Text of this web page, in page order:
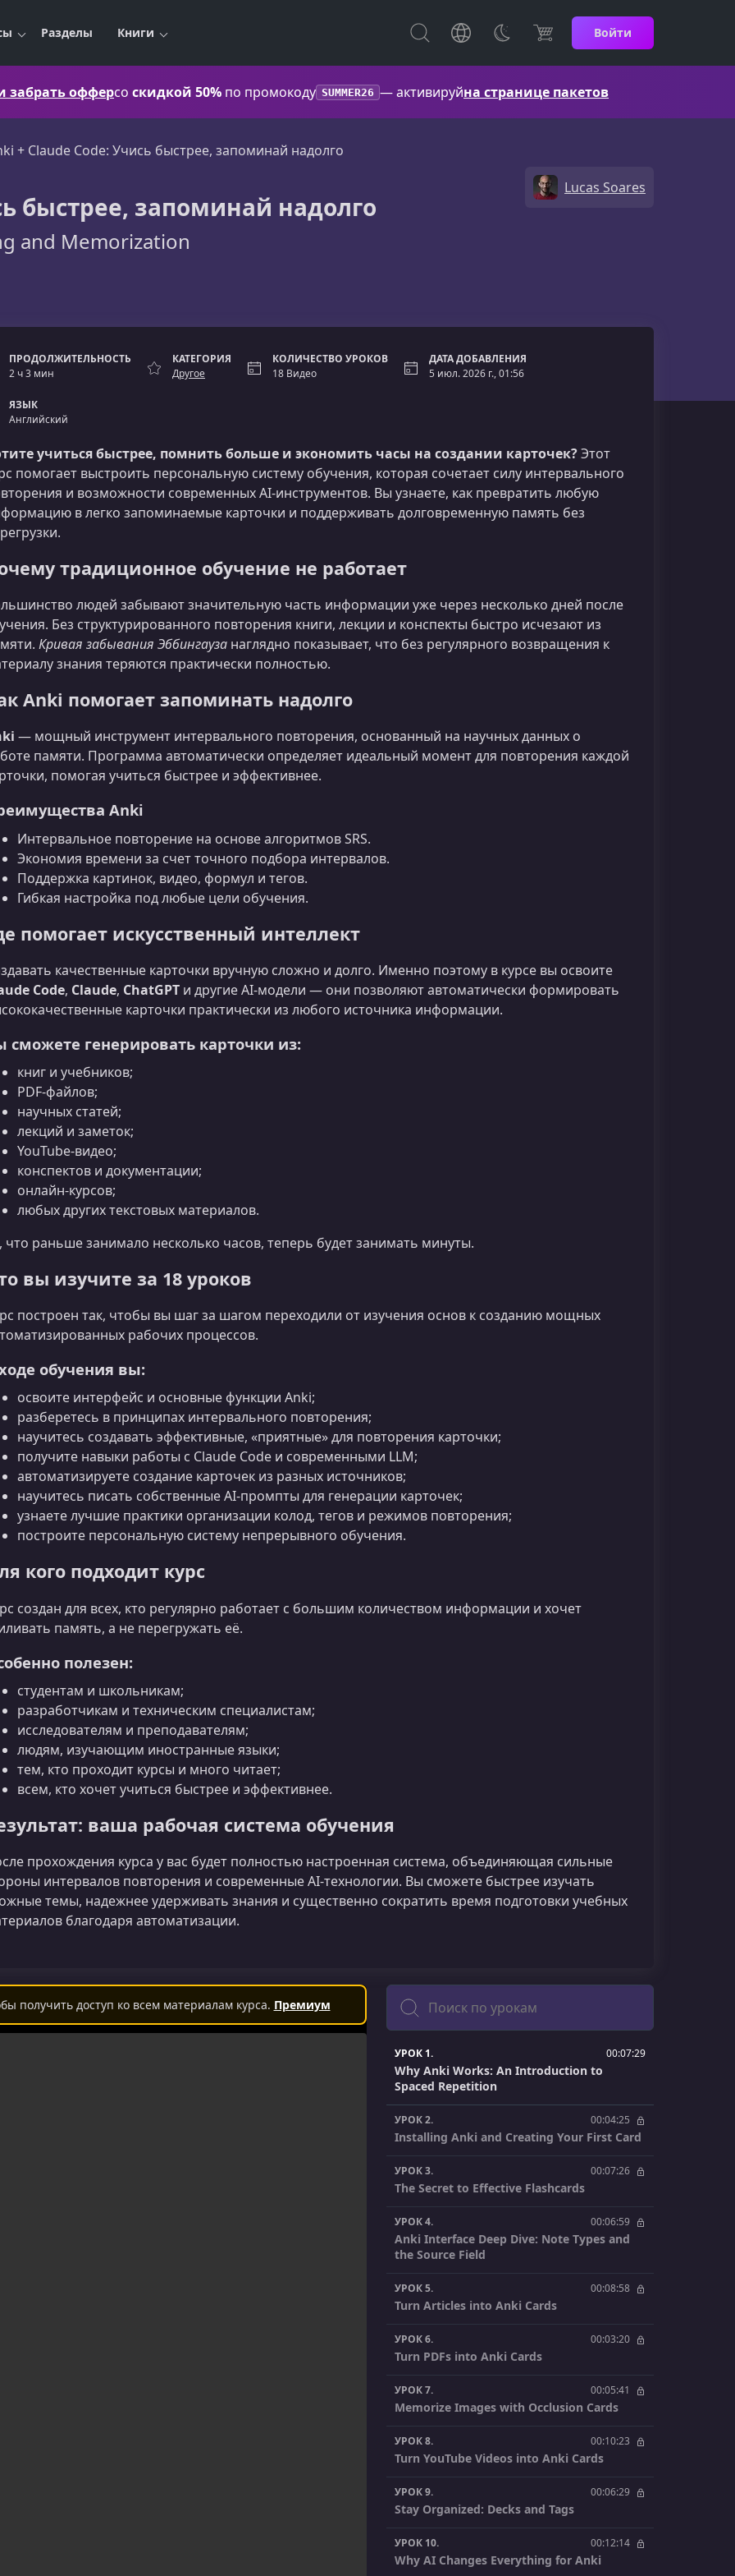
Разделы Книги Войти
забрать офферсо скидкой 50% по промокоду SUMMER26 — активируйна странице пакетов
+ Claude Code: Учись быстрее, запоминай надолго
быстрее, запоминай надолго
and Memorization
Lucas Soares
ПРОДОЛЖИТЕЛЬНОСТЬ
2 ч 3 мин
КАТЕГОРИЯ
Другое
КОЛИЧЕСТВО УРОКОВ
18 Видео
ДАТА ДОБАВЛЕНИЯ
5 июл. 2026 г., 01:56
ЯЗЫК
Английский
учиться быстрее, помнить больше и экономить часы на создании карточек?Этот
помогает выстроить персональную систему обучения, которая сочетает силу интервального
и возможности современных AI‑инструментов. Вы узнаете, как превратить любую
в легко запоминаемые карточки и поддерживать долговременную память без
традиционное обучение не работает
людей забывают значительную часть информации уже через несколько дней после
Без структурированного повторения книги, лекции и конспекты быстро исчезают из
Кривая забывания Эббингауза наглядно показывает, что без регулярного возвращения к
знания теряются практически полностью.
Anki помогает запоминать надолго
— мощный инструмент интервального повторения, основанный на научных данных о
памяти. Программа автоматически определяет идеальный момент для повторения каждой
помогая учиться быстрее и эффективнее.
Anki
Интервальное повторение на основе алгоритмов SRS.
Экономия времени за счет точного подбора интервалов.
Поддержка картинок, видео, формул и тегов.
Гибкая настройка под любые цели обучения.
помогает искусственный интеллект
качественные карточки вручную сложно и долго. Именно поэтому в курсе вы освоите
Code, Claude, ChatGPT и другие AI‑модели — они позволяют автоматически формировать
карточки практически из любого источника информации.
сможете генерировать карточки из:
книг и учебников;
PDF-файлов;
научных статей;
лекций и заметок;
YouTube-видео;
конспектов и документации;
онлайн-курсов;
любых других текстовых материалов.
что раньше занимало несколько часов, теперь будет занимать минуты.
вы изучите за 18 уроков
построен так, чтобы вы шаг за шагом переходили от изучения основ к созданию мощных
рабочих процессов.
обучения вы:
освоите интерфейс и основные функции Anki;
разберетесь в принципах интервального повторения;
научитесь создавать эффективные, «приятные» для повторения карточки;
получите навыки работы с Claude Code и современными LLM;
автоматизируете создание карточек из разных источников;
научитесь писать собственные AI-промпты для генерации карточек;
узнаете лучшие практики организации колод, тегов и режимов повторения;
построите персональную систему непрерывного обучения.
кого подходит курс
создан для всех, кто регулярно работает с большим количеством информации и хочет
память, а не перегружать её.
полезен:
студентам и школьникам;
разработчикам и техническим специалистам;
исследователям и преподавателям;
людям, изучающим иностранные языки;
тем, кто проходит курсы и много читает;
всем, кто хочет учиться быстрее и эффективнее.
ваша рабочая система обучения
прохождения курса у вас будет полностью настроенная система, объединяющая сильные
интервалов повторения и современные AI‑технологии. Вы сможете быстрее изучать
темы, надежнее удерживать знания и существенно сократить время подготовки учебных
благодаря автоматизации.
получить доступ ко всем материалам курса. Премиум
Поиск
УРОК 1. 00:07:29
Why Anki Works: An Introduction to
Spaced Repetition
УРОК 2. 00:04:25
Installing Anki and Creating Your First Card
УРОК 3. 00:07:26
The Secret to Effective Flashcards
УРОК 4. 00:06:59
Anki Interface Deep Dive: Note Types and
the Source Field
УРОК 5. 00:08:58
Turn Articles into Anki Cards
УРОК 6. 00:03:20
Turn PDFs into Anki Cards
УРОК 7. 00:05:41
Memorize Images with Occlusion Cards
УРОК 8. 00:10:23
Turn YouTube Videos into Anki Cards
УРОК 9. 00:06:29
Stay Organized: Decks and Tags
УРОК 10. 00:12:14
Why AI Changes Everything for Anki